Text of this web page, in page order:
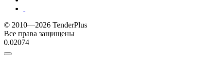
© 2010—2026 TenderPlus
Все права защищены
0.02074